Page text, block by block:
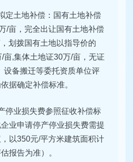
定土地补偿：国有土地补偿
/亩，完全出让国有土地补偿
划拨国有土地以指导价的
亩,集体土地证30万/亩，无证
设备搬迁等委托资质单位评
据确定补偿标准。
停业损失费参照征收补偿标
业申请停产停业损失费需提
以350元/平方米建筑面积计
报告为准）。